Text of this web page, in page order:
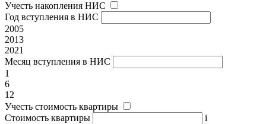
Учесть накопления НИС
Год вступления в НИС
2005
2013
2021
Месяц вступления в НИС
1
6
12
Учесть стоимость квартиры
Стоимость квартиры
i